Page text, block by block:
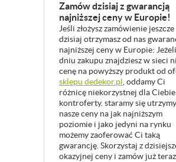
Zamów dzisiaj z gwarancją
najniższej ceny w Europie!
Jeśli złożysz zamówienie jeszcze
dzisiaj otrzymasz od nas
najniższej ceny w Europie:
dniu zakupu znajdziesz w sieci
cenę na powyższy produkt od
sklepu dedekor.pl, oddamy Ci
różnicę niekorzystnej dla Ciebie
kontroferty. staramy się
nasze ceny na jak najniższym
poziomie i jako jedyni na rynku
możemy zaoferować Ci taką
gwarancję. Skorzystaj z
okazyjnej ceny i zamów już